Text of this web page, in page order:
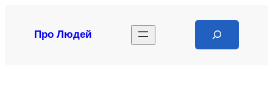
содержимому
Про Людей